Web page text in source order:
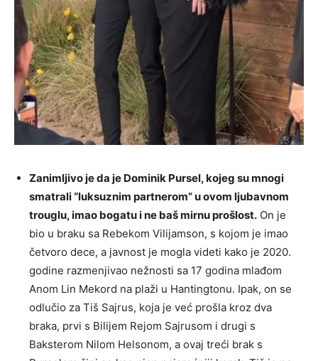
Zanimljivo je da je Dominik Pursel, kojeg su mnogi
smatrali “luksuznim partnerom” u ovom ljubavnom
trouglu, imao bogatu i ne baš mirnu prošlost. On je
bio u braku sa Rebekom Vilijamson, s kojom je imao
četvoro dece, a javnost je mogla videti kako je 2020.
godine razmenjivao nežnosti sa 17 godina mlađom
Anom Lin Mekord na plaži u Hantingtonu. Ipak, on se
odlučio za Tiš Sajrus, koja je već prošla kroz dva
braka, prvi s Bilijem Rejom Sajrusom i drugi s
Baksterom Nilom Helsonom, a ovaj treći brak s